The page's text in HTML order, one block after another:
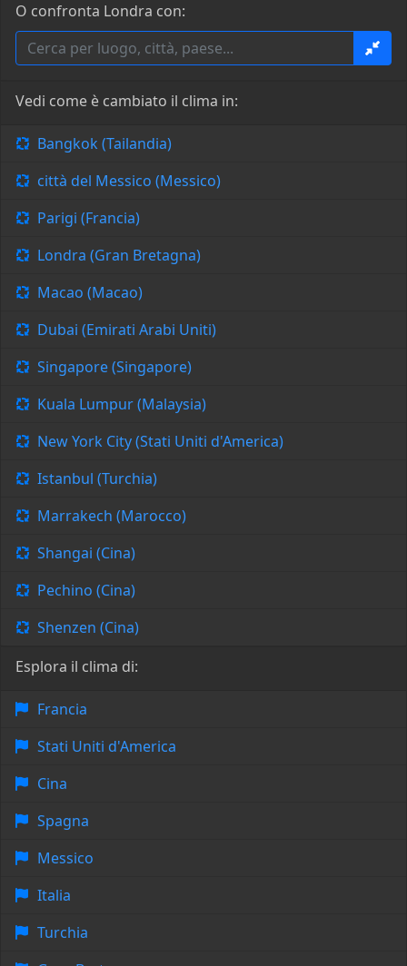
O confronta Londra con:
Vedi come è cambiato il clima in:
Bangkok (Tailandia)
città del Messico (Messico)
Parigi (Francia)
Londra (Gran Bretagna)
Macao (Macao)
Dubai (Emirati Arabi Uniti)
Singapore (Singapore)
Kuala Lumpur (Malaysia)
New York City (Stati Uniti d'America)
Istanbul (Turchia)
Marrakech (Marocco)
Shangai (Cina)
Pechino (Cina)
Shenzen (Cina)
Esplora il clima di:
Francia
Stati Uniti d'America
Cina
Spagna
Messico
Italia
Turchia